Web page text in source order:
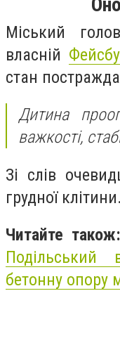
Міський
власній
стан
Дитина
важкості,
Зі слів
грудної клітини.
Читайте також:
Подільський
бетонну опору